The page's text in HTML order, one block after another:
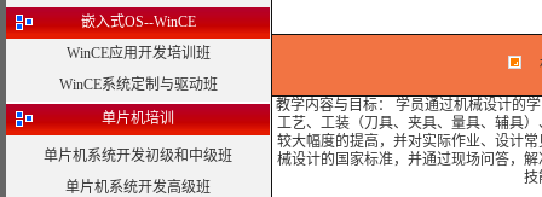
嵌入式OS--WinCE
WinCE应用开发培训班
WinCE系统定制与驱动班
单片机培训
单片机系统开发初级和中级班
单片机系统开发高级班
教学内容与目标： 学员通过机械设计的
工艺、工装（刀具、夹具、量具、辅具
较大幅度的提高，并对实际作业、设计
械设计的国家标准，并通过现场问答，
技